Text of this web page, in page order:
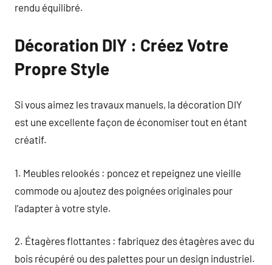
rendu équilibré.
Décoration DIY : Créez Votre
Propre Style
Si vous aimez les travaux manuels, la décoration DIY
est une excellente façon de économiser tout en étant
créatif.
1. Meubles relookés : poncez et repeignez une vieille
commode ou ajoutez des poignées originales pour
l’adapter à votre style.
2. Étagères flottantes : fabriquez des étagères avec du
bois récupéré ou des palettes pour un design industriel.